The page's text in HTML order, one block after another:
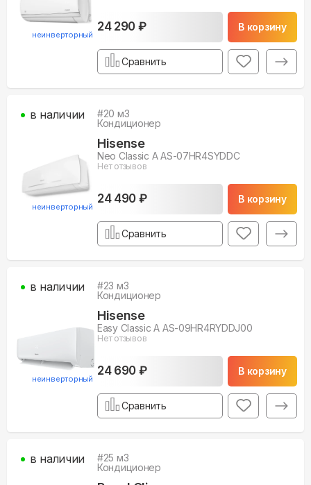
неинверторный
24 290 ₽ В корзину
Сравнить
неинверторный
#20 м3
Кондиционер
Hisense
Neo Classic A AS-07HR4SYDDC
Нет отзывов
24 490 ₽ В корзину
в наличии
Сравнить
неинверторный
#23 м3
Кондиционер
Hisense
Easy Classic A AS-09HR4RYDDJ00
Нет отзывов
24 690 ₽ В корзину
в наличии
Сравнить
#25 м3
Кондиционер
в наличии